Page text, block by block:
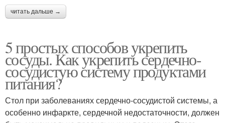
читать дальше →
5 простых способов укрепить
сосуды. Как укрепить сердечно-
сосудистую систему продуктами
питания?
Стол при заболеваниях сердечно-сосудистой системы, а
особенно инфаркте, сердечной недостаточности, должен